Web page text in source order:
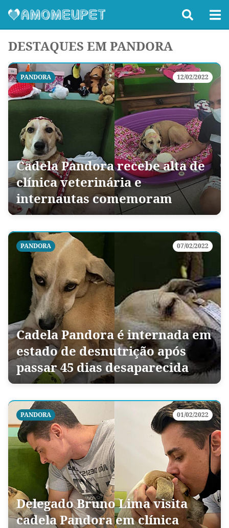
DESTAQUES EM PANDORA
PANDORA 12/02/2022
Cadela Pandora recebe alta de
clínica veterinária e
internautas comemoram
PANDORA 07/02/2022
Cadela Pandora é internada em
estado de desnutrição após
passar 45 dias desaparecida
PANDORA 01/02/2022
Delegado Bruno Lima visita
cadela Pandora em clínica